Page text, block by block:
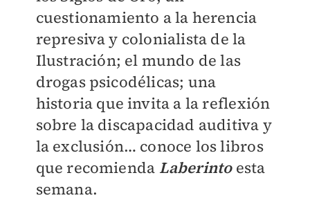
cuestionamiento a la herencia
represiva y colonialista de la
Ilustración; el mundo de las
drogas psicodélicas; una
historia que invita a la reflexión
sobre la discapacidad auditiva y
la exclusión… conoce los libros
que recomienda Laberintoesta
semana.